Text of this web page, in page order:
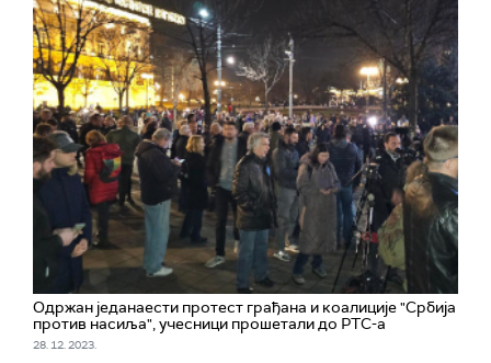
Одржан једанаести протест грађана и коалиције "Србија
против насиља", учесници прошетали до РТС-а
28. 12. 2023.